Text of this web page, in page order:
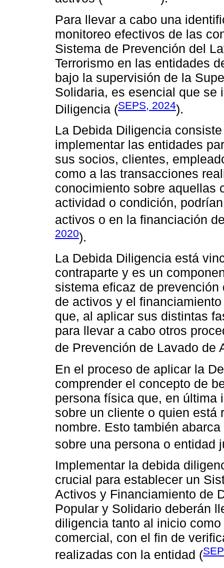
Para llevar a cabo una
monitoreo efectivos de las
Sistema de Prevención del
Terrorismo en las entidades
bajo la supervisión de la
Solidaria, es esencial que se
Diligencia (SEPS, 2024).
La Debida Diligencia
implementar las entidades
sus socios, clientes,
como a las transacciones
conocimiento sobre aquellas
actividad o condición,
activos o en la financiación
2020).
La Debida Diligencia está
contraparte y es un
sistema eficaz de
de activos y el
que, al aplicar sus distintas
para llevar a cabo otros
de Prevención de Lavado de
En el proceso de aplicar la
comprender el concepto de
persona física que, en última
sobre un cliente o quien está
nombre. Esto también
sobre una persona o entidad
Implementar la debida
crucial para establecer un
Activos y Financiamiento de
Popular y Solidario deberán
diligencia tanto al inicio
comercial, con el fin de
realizadas con la entidad (